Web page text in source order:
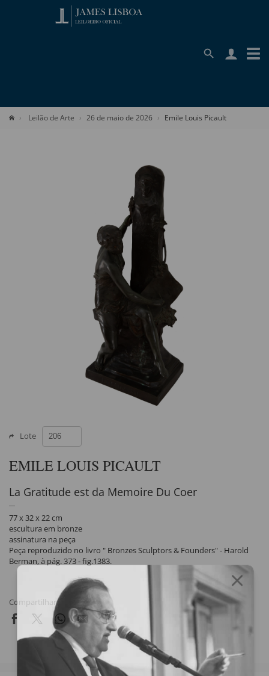
Leilão de Arte 26 de maio de 2026 Emile Louis Picault
Lote
EMILE LOUIS PICAULT
La Gratitude est da Memoire Du Coer
77 x 32 x 22 cm
escultura em bronze
assinatura na peça
Peça reproduzido no livro " Bronzes Sculptors & Founders" - Harold
Berman, à pág. 373 - fig.1383.
Compartilhar